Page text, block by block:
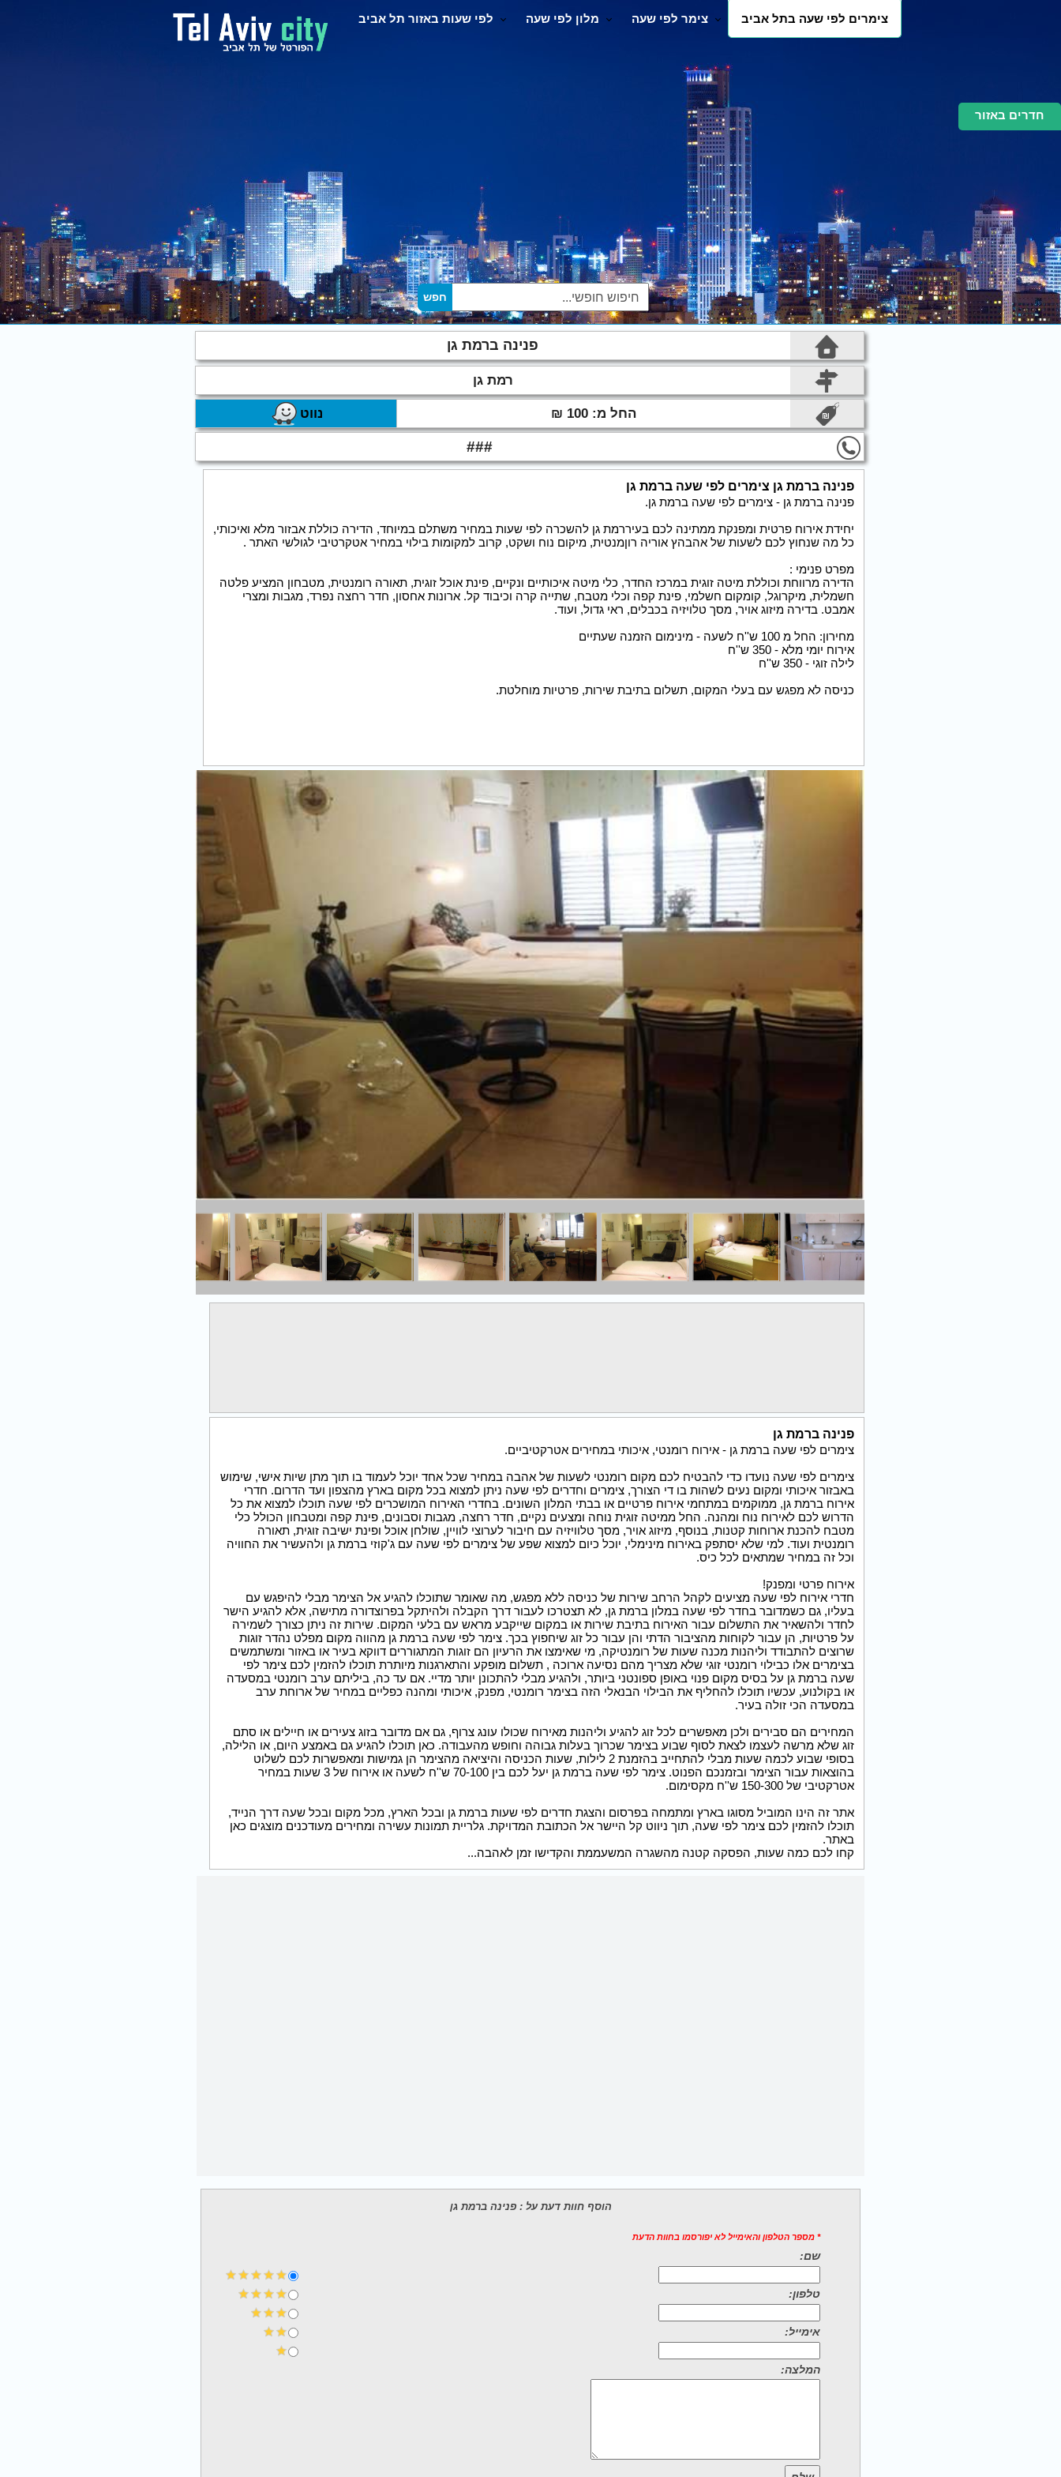
חדרים באזור
צימרים לפי שעה בתל אביב צימר לפי שעה מלון לפי שעה לפי שעות באזור תל אביב
פנינה ברמת גן
רמת גן
החל מ: 100 ₪ נווט
###
פנינה ברמת גן צימרים לפי שעה ברמת גן
פנינה ברמת גן - צימרים לפי שעה ברמת גן.
יחידת אירוח פרטית ומפנקת ממתינה לכם בעיררמת גן להשכרה לפי שעות במחיר משתלם במיוחד, הדירה כוללת אבזור מלא ואיכותי,
כל מה שנחוץ לכם לשעות של אהבהץ אוריה רוןמנטית, מיקום נוח ושקט, קרוב למקומות בילוי במחיר אטקרטיבי לגולשי האתר .
מפרט פנימי :
הדירה מרווחת וכוללת מיטה זוגית במרכז החדר, כלי מיטה איכותיים ונקיים, פינת אוכל זוגית, תאורה רומנטית, מטבחון המציע פלטה
חשמלית, מיקרוגל, קומקום חשלמי, פינת קפה וכלי מטבח, שתייה קרה וכיבוד קל. ארונות אחסון, חדר רחצה נפרד, מגבות ומצרי
אמבט. בדירה מיזוג אויר, מסך טלויזיה בכבלים, ראי גדול, ועוד.
מחירון: החל מ 100 ש''ח לשעה - מינימום הזמנה שעתיים
אירוח יומי מלא - 350 ש''ח
לילה זוגי - 350 ש''ח
כניסה לא מפגש עם בעלי המקום, תשלום בתיבת שירות, פרטיות מוחלטת.
פנינה ברמת גן
צימרים לפי שעה ברמת גן - אירוח רומנטי, איכותי במחירים אטרקטיביים.
צימרים לפי שעה נועדו כדי להבטיח לכם מקום רומנטי לשעות של אהבה במחיר שכל אחד יוכל לעמוד בו תוך מתן שיות אישי, שימוש
באבזור איכותי ומקום נעים לשהות בו די הצורך, צימרים וחדרים לפי שעה ניתן למצוא בכל מקום בארץ מהצפון ועד הדרום. חדרי
אירוח ברמת גן, ממוקמים במתחמי אירוח פרטיים או בבתי המלון השונים. בחדרי האירוח המושכרים לפי שעה תוכלו למצוא את כל
הדרוש לכם לאירוח נוח ומהנה. החל ממיטה זוגית נוחה ומצעים נקיים, חדר רחצה, מגבות וסבונים, פינת קפה ומטבחון הכולל כלי
מטבח להכנת ארוחות קטנות, בנוסף, מיזוג אויר, מסך טלוויזיה עם חיבור לערוצי לוויין, שולחן אוכל ופינת ישיבה זוגית, תאורה
רומנטית ועוד. למי שלא יסתפק באירוח מינימלי, יוכל כיום למצוא שפע של צימרים לפי שעה עם ג'קוזי ברמת גן ולהעשיר את החוויה
וכל זה במחיר שמתאים לכל כיס.
אירוח פרטי ומפנק!
חדרי אירוח לפי שעה מציעים לקהל הרחב שירות של כניסה ללא מפגש, מה שאומר שתוכלו להגיע אל הצימר מבלי להיפגש עם
בעליו, גם כשמדובר בחדר לפי שעה במלון ברמת גן, לא תצטרכו לעבור דרך הקבלה ולהיתקל בפרוצדורה מתישה, אלא להגיע הישר
לחדר ולהשאיר את התשלום עבור האירוח בתיבת שירות או במקום שייקבע מראש עם בלעי המקום. שירות זה ניתן כצורך לשמירה
על פרטיות, הן עבור לקוחות מהציבור הדתי והן עבור כל זוג שיחפוץ בכך. צימר לפי שעה ברמת גן מהווה מקום מפלט נהדר זוגות
שרוצים להתבודד וליהנות מכנה שעות של רומנטיקה, מי שאימצו את הרעיון הם זוגות המתגוררים דווקא בעיר או באזור ומשתמשים
בצימרים אלו כבילוי רומנטי זוגי שלא מצריך מהם נסיעה ארוכה , תשלום מופקע והתארגנות מיותרת תוכלו להזמין לכם צימר לפי
שעה ברמת גן על בסיס מקום פנוי באופן ספונטני ביותר, ולהגיע מבלי להתכונן יותר מדיי. אם עד כה, ביליתם ערב רומנטי במסעדה
או בקולנוע, עכשיו תוכלו להחליף את הבילוי הבנאלי הזה בצימר רומנטי, מפנק, איכותי ומהנה כפליים במחיר של ארוחת ערב
במסעדה הכי זולה בעיר.
המחירים הם סבירים ולכן מאפשרים לכל זוג להגיע וליהנות מאירוח שכולו עונג צרוף, גם אם מדובר בזוג צעירים או חיילים או סתם
זוג שלא מרשה לעצמו לצאת לסוף שבוע בצימר שכרוך בעלות גבוהה וחופש מהעבודה. כאן תוכלו להגיע גם באמצע היום, או הלילה,
בסופי שבוע לכמה שעות מבלי להתחייב בהזמנת 2 לילות, שעות הכניסה והיציאה מהצימר הן גמישות ומאפשרות לכם לשלוט
בהוצאות עבור הצימר ובזמנכם הפנוט. צימר לפי שעה ברמת גן יעל לכם בין 70-100 ש''ח לשעה או אירוח של 3 שעות במחיר
אטרקטיבי של 150-300 ש''ח מקסימום.
אתר זה הינו המוביל מסוגו בארץ ומתמחה בפרסום והצגת חדרים לפי שעות ברמת גן ובכל הארץ, מכל מקום ובכל שעה דרך הנייד,
תוכלו להזמין לכם צימר לפי שעה, תוך ניווט קל היישר אל הכתובת המדויקת. גלריית תמונות עשירה ומחירים מעודכנים מוצגים כאן
באתר.
קחו לכם כמה שעות, הפסקה קטנה מהשגרה המשעממת והקדישו זמן לאהבה...
הוסף חוות דעת על : פנינה ברמת גן
* מספר הטלפון והאימייל לא יפורסמו בחוות הדעת
שם:
טלפון:
אימייל:
המלצה: